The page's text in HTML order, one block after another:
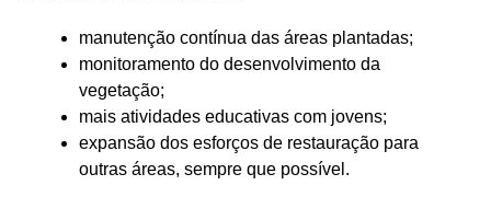
manutenção contínua das áreas plantadas;
monitoramento do desenvolvimento da
vegetação;
mais atividades educativas com jovens;
expansão dos esforços de restauração para
outras áreas, sempre que possível.